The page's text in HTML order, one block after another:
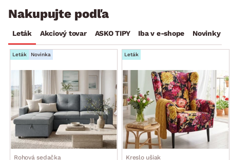
Nakupujte podľa
Leták Akciový tovar ASKO TIPY Iba v e-shope Novinky
Leták Novinka
Rohová sedačka
Leták
Kreslo ušiak